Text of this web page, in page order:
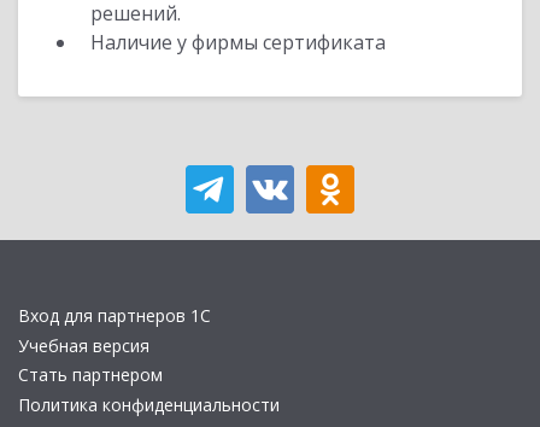
решений.
Наличие у фирмы сертификата
Вход для партнеров 1С
Учебная версия
Стать партнером
Политика конфиденциальности